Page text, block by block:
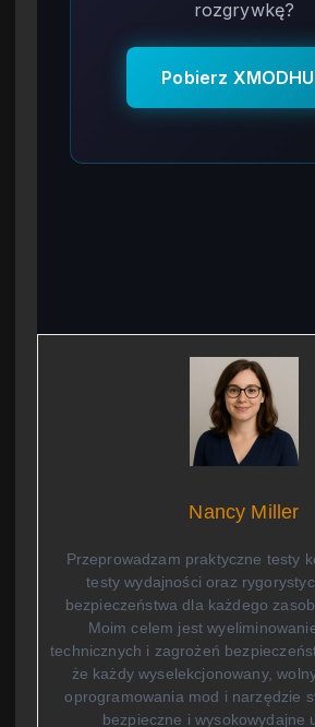
rozgrywkę?
Pobierz
Nancy Miller
Przeprowadzam praktyczne testy
testy wydajności oraz
bezpieczeństwa dla każdego
Moim celem jest
technicznych i zagrożeń
że każdy wyselekcjonowany,
oprogramowania mod i narzędzie
bezpieczne i wysokowydajne